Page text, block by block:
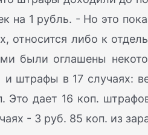
на 1 рубль. - Но это
относится либо к
были оглашены
и штрафы в 17 случаях:
Это дает 16 коп.
- 3 руб. 85 коп. из